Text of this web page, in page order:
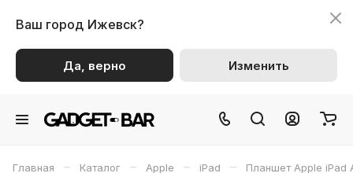
Ваш город Ижевск?
Да, верно Изменить
Главная – Каталог – Apple – iPad – Планшет Apple iPad